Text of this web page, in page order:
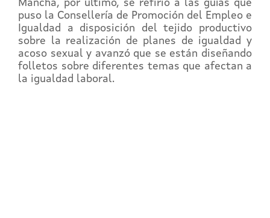
Mancha, por último, se refirió a las guías que
puso la Consellería de Promoción del Empleo e
Igualdad a disposición del tejido productivo
sobre la realización de planes de igualdad y
acoso sexual y avanzó que se están diseñando
folletos sobre diferentes temas que afectan a
la igualdad laboral.